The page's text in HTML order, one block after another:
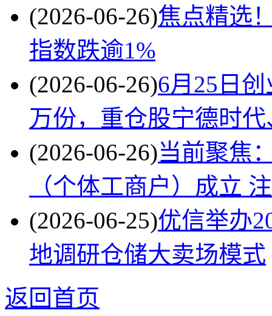
(2026-06-26)焦点精选
指数跌逾1%
(2026-06-26)6月25日
万份，重仓股宁德时
(2026-06-26)当前聚焦
（个体工商户）成立
(2026-06-25)优信举办
地调研仓储大卖场模式
返回首页